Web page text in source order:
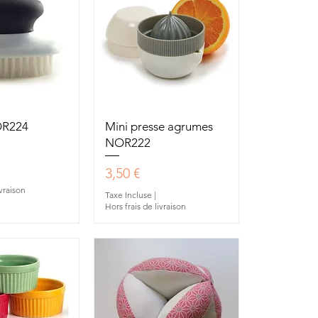
rapide Aperçu rapide
Mini presse agrumes
NOR222
Prix
3,50 €
Taxe Incluse |
Hors frais de livraison